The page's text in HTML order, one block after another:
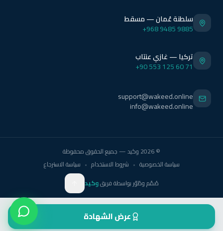
عرض الشهادة
سلطنة عُمان — مسقط
+968 9485 9885
تركيا — غازي عنتاب
+90 553 125 60 71
support@wakeed.online
info@wakeed.online
© 2026 وكيد — جميع الحقوق محفوظة
سياسة الخصوصية • شروط الاستخدام • سياسة الاسترجاع
صُمّم وطُوّر بواسطة فريقوكيد